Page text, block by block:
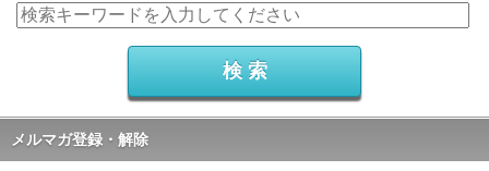
メルマガ登録・解除